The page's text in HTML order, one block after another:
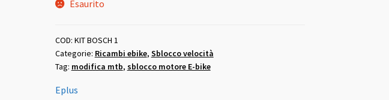
Esaurito
COD: KIT BOSCH 1
Categorie: Ricambi ebike, Sblocco velocità
Tag: modifica mtb, sblocco motore E-bike
Eplus